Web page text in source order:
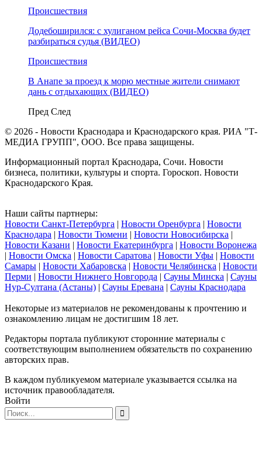
Происшествия
Додебоширился: с хулиганом рейса Сочи-Москва будет
разбираться судья (ВИДЕО)
Происшествия
В Анапе за проезд к морю местные жители снимают
дань с отдыхающих (ВИДЕО)
Пред След
© 2026 - Новости Краснодара и Краснодарского края. РИА "Т-
МЕДИА ГРУПП", ООО. Все права защищены.
Информационный портал Краснодара, Сочи. Новости
бизнеса, политики, культуры и спорта. Гороскоп. Новости
Краснодарского Края.
Наши сайты партнеры:
Новости Санкт-Петербурга | Новости Оренбурга | Новости
Краснодара | Новости Тюмени | Новости Новосибирска |
Новости Казани | Новости Екатеринбурга | Новости Воронежа
| Новости Омска | Новости Саратова | Новости Уфы | Новости
Самары | Новости Хабаровска | Новости Челябинска | Новости
Перми | Новости Нижнего Новгорода | Сауны Минска | Сауны
Нур-Султана (Астаны) | Сауны Еревана | Сауны Краснодара
Некоторые из материалов не рекомендованы к прочтению и
ознакомлению лицам не достигшим 18 лет.
Редакторы портала публикуют сторонние материалы с
соответствующим выполнением обязательств по сохранению
авторских прав.
В каждом публикуемом материале указывается ссылка на
источник правообладателя.
Войти